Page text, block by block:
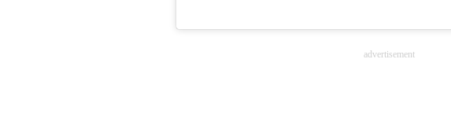
advertisement